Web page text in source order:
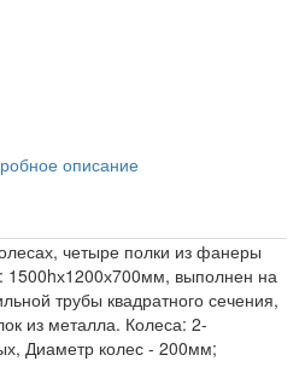
описание
четыре полки из фанеры
выполнен на
трубы квадратного сечения,
из металла. Колеса: 2-
Диаметр колес - 200мм;